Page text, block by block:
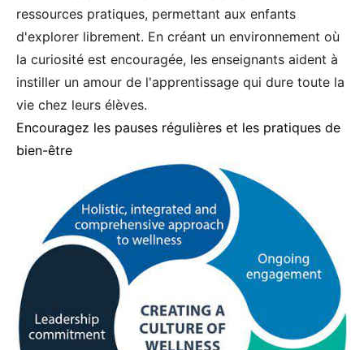
ressources pratiques, permettant aux enfants
d'explorer librement. En créant un environnement où
la curiosité est encouragée, les enseignants aident à
instiller un amour de l'apprentissage qui dure toute la
vie chez leurs élèves.
Encouragez les pauses régulières et les pratiques de
bien-être